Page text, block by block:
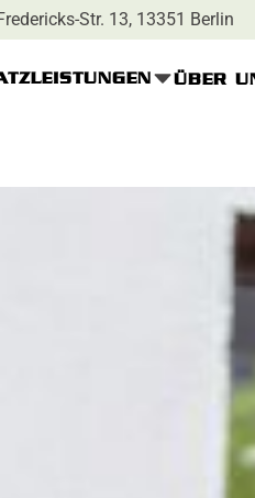
Str. 13, 13351 Berlin
ÜBER